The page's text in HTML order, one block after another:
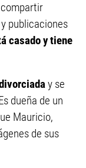
publicaciones
casado y tiene
y se
dueña de un
Mauricio,
de sus